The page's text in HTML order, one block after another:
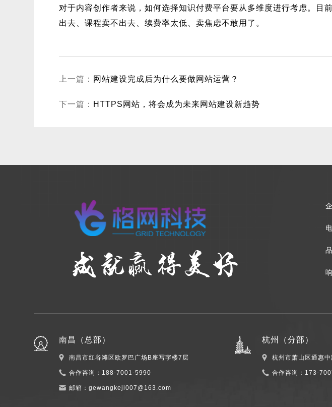
对于内容创作者来说，如何选择知识付费平台要从多维度进行考虑。目
出去、课程卖不出去、续费率太低、卖焦虑不敢用了。
上一篇： 网站建设完成后为什么要做网站运营？
下一篇： HTTPS网站，将会成为未来网站建设新趋势
南昌（总部）
南昌市红谷滩区欧罗巴广场B座写字楼7层
合作咨询： 188-7001-5990
邮箱：gewangkeji007@163.com
杭州（分部）
杭州市萧山区通惠
合作咨询： 173-